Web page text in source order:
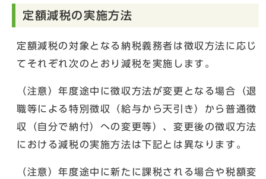
定額減税の実施方法
定額減税の対象となる納税義務者は徴収方法に応じ
てそれぞれ次のとおり減税を実施します。
（注意）年度途中に徴収方法が変更となる場合（退
職等による特別徴収（給与から天引き）から普通徴
収（自分で納付）への変更等）、変更後の徴収方法
における減税の実施方法は下記とは異なります。
（注意）年度途中に新たに課税される場合や税額変